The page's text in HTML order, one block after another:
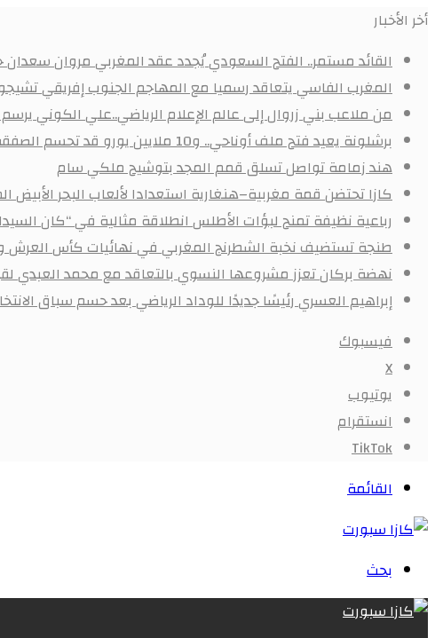
أخر الأخبار
القائد مستمر.. الفتح السعودي يُجدد عقد المغربي مروان سعدان
المغرب الفاسي يتعاقد رسميا مع المهاجم الجنوب إفريقي
من ملاعب بني زروال إلى عالم الإعلام الرياضي..علي الكوني
برشلونة يعيد فتح ملف أوناحي.. و10 ملايين يورو قد تحسم الصفقة
هند زمامة تواصل تسلق قمم المجد بتوشيح ملكي سام
كازا تحتضن قمة مغربية–هنغارية استعدادا لألعاب البحر الأبيض
رباعية نظيفة تمنح لبؤات الأطلس انطلاقة مثالية في “كان
طنجة تستضيف نخبة الشطرنج المغربي في نهائيات كأس العرش
نهضة بركان تعزز مشروعها النسوي بالتعاقد مع محمد العبدي
إبراهيم العسري رئيسًا جديدًا للوداد الرياضي بعد حسم سباق
فيسبوك
X
يوتيوب
انستقرام
‫TikTok
القائمة
بحث